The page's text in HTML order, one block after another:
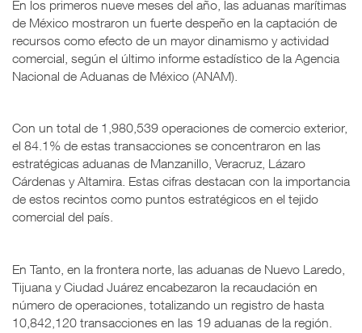
En los primeros nueve meses del año, las aduanas marítimas
de México mostraron un fuerte despeño en la captación de
recursos como efecto de un mayor dinamismo y actividad
comercial, según el último informe estadístico de la Agencia
Nacional de Aduanas de México (ANAM).
Con un total de 1,980,539 operaciones de comercio exterior,
el 84.1% de estas transacciones se concentraron en las
estratégicas aduanas de Manzanillo, Veracruz, Lázaro
Cárdenas y Altamira. Estas cifras destacan con la importancia
de estos recintos como puntos estratégicos en el tejido
comercial del país.
En Tanto, en la frontera norte, las aduanas de Nuevo Laredo,
Tijuana y Ciudad Juárez encabezaron la recaudación en
número de operaciones, totalizando un registro de hasta
10,842,120 transacciones en las 19 aduanas de la región.